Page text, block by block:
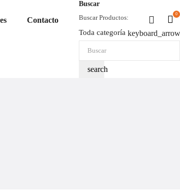
Contacto
0
Buscar
Buscar Productos:
Toda categoría
search